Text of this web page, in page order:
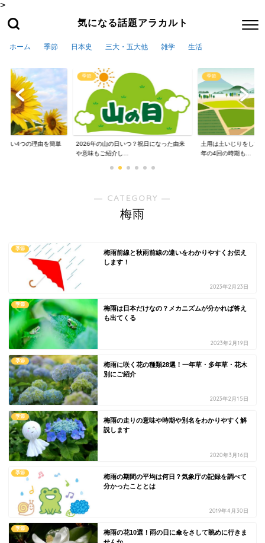
>
気になる話題アラカルト
ホーム 季節 日本史 三大・五大他 雑学 生活
ない4つの理由を簡単
季節
2026年の山の日いつ？祝日になった由来
や意味もご紹介し...
季節
土用は土いじりをして
年の4回の時期も...
― CATEGORY ―
梅雨
季節
梅雨前線と秋雨前線の違いをわかりやすくお伝え
します！
2023年2月23日
季節
梅雨は日本だけなの？メカニズムが分かれば答え
も出てくる
2023年2月19日
季節
梅雨に咲く花の種類28選！一年草・多年草・花木
別にご紹介
2023年2月15日
季節
梅雨の走りの意味や時期や別名をわかりやすく解
説します
2020年3月16日
季節
梅雨の期間の平均は何日？気象庁の記録を調べて
分かったこととは
2019年4月30日
季節
梅雨の花10選！雨の日に傘をさして眺めに行きま